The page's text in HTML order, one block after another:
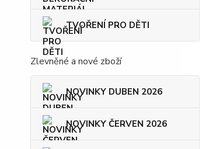
TVOŘENÍ PRO DĚTI
Zlevněné a nové zboží
NOVINKY DUBEN 2026
NOVINKY ČERVEN 2026